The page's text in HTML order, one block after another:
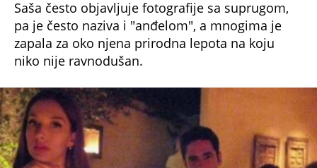
pa je često naziva i "anđelom", a mnogima je
zapala za oko njena prirodna lepota na koju
niko nije ravnodušan.